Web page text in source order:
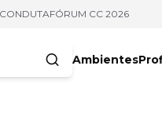
FÓRUM CC 2026
Ambientes